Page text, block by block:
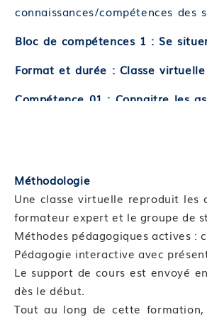
connaissances/compétences des
Bloc de compétences 1 : Se
Format et durée : Classe
Compétence 01 : Connaitre les
Module 02 : Définition et
Module 03 : Rester dans le
Module 04 : S’inscrire dans la
Bloc de compétences 2 :
charge.
Format et durée : Classe
Compétence 03 : Les infections
Méthodologie
Une classe virtuelle reproduit les
formateur expert et le groupe de
Méthodes pédagogiques actives :
Pédagogie interactive avec
Le support de cours est envoyé
dès le début.
Tout au long de cette